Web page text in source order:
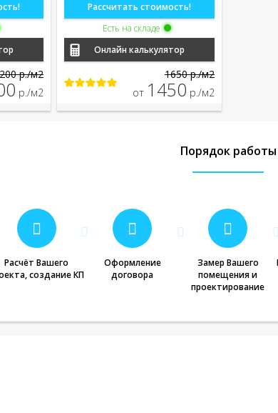
р./м2
р./м2
Рассчитать стоимость!
Есть на складе
Онлайн калькулятор
1650 р./м2
от 1450 р./м2
Порядок работы
Расчёт Вашего
создание КП
Оформление
договора
Замер Вашего
помещения и
проектирование